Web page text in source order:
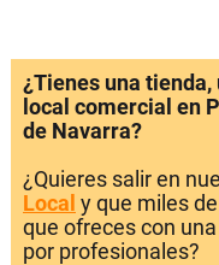
¿Tienes una
local comercial en
de Navarra?
¿Quieres salir en
Local y que miles
que ofreces con
por profesionales?